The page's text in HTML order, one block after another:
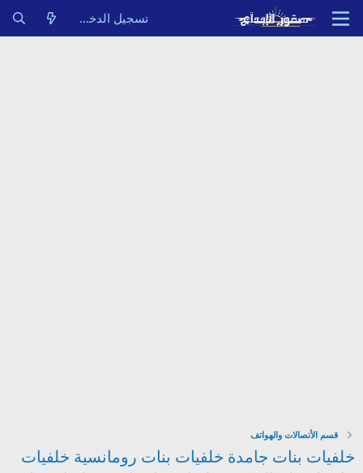
تسجيل الدخول
قسم الأتصالات والهواتف
خلفيات بنات جامدة خلفيات بنات رومانسية خلفيات